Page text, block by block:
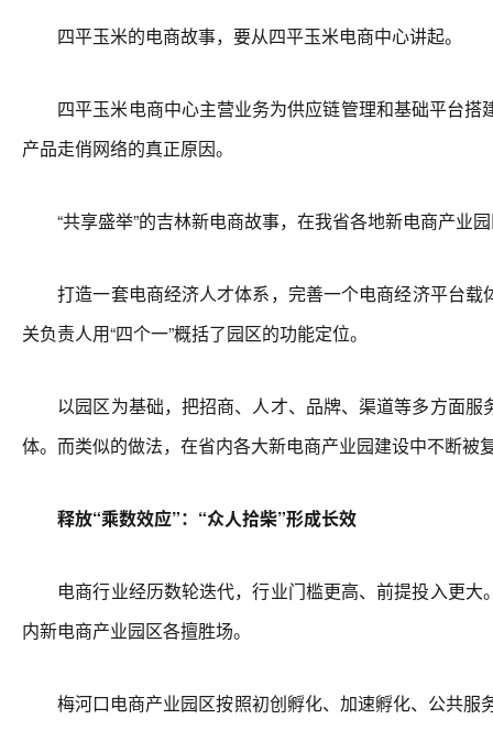
四平玉米的电商故事，要从四平玉米电商中心讲起。
四平玉米电商中心主营业务为供应链管理和基础平台搭
产品走俏网络的真正原因。
“共享盛举”的吉林新电商故事，在我省各地新电商产业
打造一套电商经济人才体系，完善一个电商经济平台载
关负责人用“四个一”概括了园区的功能定位。
以园区为基础，把招商、人才、品牌、渠道等多方面服
体。而类似的做法，在省内各大新电商产业园建设中不断被
释放“乘数效应”：“众人拾柴”形成长效
电商行业经历数轮迭代，行业门槛更高、前提投入更大
内新电商产业园区各擅胜场。
梅河口电商产业园区按照初创孵化、加速孵化、公共服